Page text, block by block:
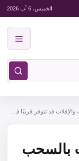
الخميس، 6 آب 2026
ميزة مشاركة الملفات بالسحب والإفلات قد تتوفر قريبًا في Google Quick Share
بالسحب